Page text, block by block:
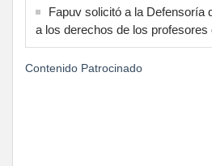
Fapuv solicitó a la Defensoría
a los derechos de los profesores
Contenido Patrocinado